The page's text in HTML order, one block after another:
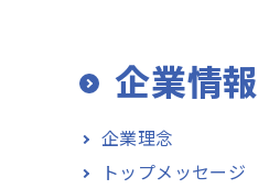
企業情報
企業理念
トップメッセージ